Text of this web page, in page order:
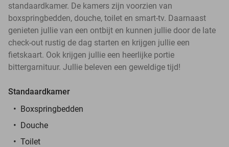
standaardkamer. De kamers zijn voorzien van
boxspringbedden, douche, toilet en smart-tv. Daarnaast
genieten jullie van een ontbijt en kunnen jullie door de late
check-out rustig de dag starten en krijgen jullie een
fietskaart. Ook krijgen jullie een heerlijke portie
bittergarnituur. Jullie beleven een geweldige tijd!
Standaardkamer
Boxspringbedden
Douche
Toilet